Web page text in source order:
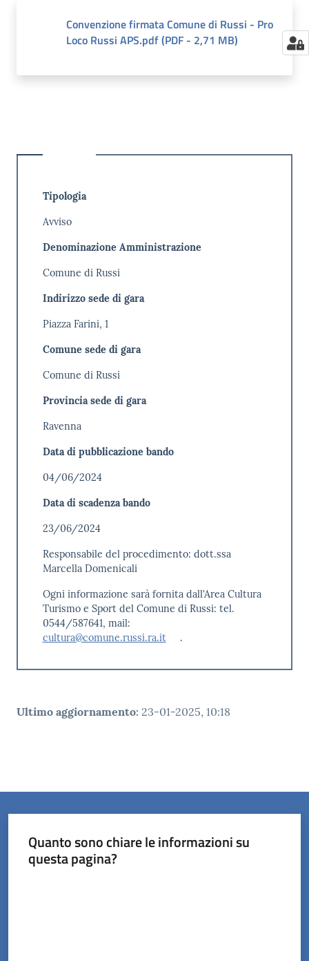
Convenzione firmata Comune di Russi - Pro
Loco Russi APS.pdf(PDF - 2,71 MB)
Tipologia
Avviso
Denominazione Amministrazione
Comune di Russi
Indirizzo sede di gara
Piazza Farini, 1
Comune sede di gara
Comune di Russi
Provincia sede di gara
Ravenna
Data di pubblicazione bando
04/06/2024
Data di scadenza bando
23/06/2024
Responsabile del procedimento: dott.ssa
Marcella Domenicali
Ogni informazione sarà fornita dall'Area Cultura
Turismo e Sport del Comune di Russi: tel.
0544/587641, mail:
cultura@comune.russi.ra.it
.
Ultimo aggiornamento: 23-01-2025, 10:18
Quanto sono chiare le informazioni su
questa pagina?